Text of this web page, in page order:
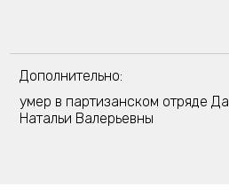
Дополнительно:
умер в партизанском отряде
Натальи Валерьевны